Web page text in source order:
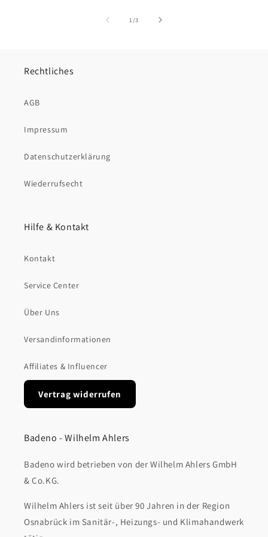
1 /von
3
Rechtliches
AGB
Impressum
Datenschutzerklärung
Wiederrufsecht
Hilfe & Kontakt
Kontakt
Service Center
Über Uns
Versandinformationen
Affiliates & Influencer
Vertrag widerrufen
Badeno - Wilhelm Ahlers
Badeno wird betrieben von der Wilhelm Ahlers GmbH
& Co.KG.
Wilhelm Ahlers ist seit über 90 Jahren in der Region
Osnabrück im Sanitär-, Heizungs- und Klimahandwerk